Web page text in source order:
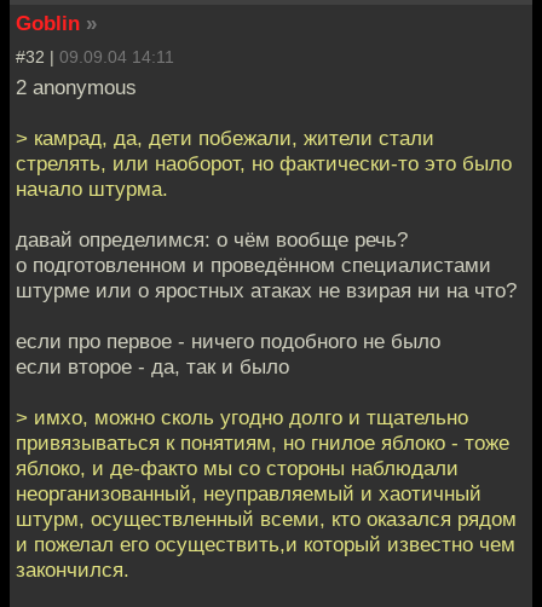
Goblin »
#32 | 09.09.04 14:11
2 anonymous
> камрад, да, дети побежали, жители стали
стрелять, или наоборот, но фактически-то это было
начало штурма.
давай определимся: о чём вообще речь?
о подготовленном и проведённом специалистами
штурме или о яростных атаках не взирая ни на что?
если про первое - ничего подобного не было
если второе - да, так и было
> имхо, можно сколь угодно долго и тщательно
привязываться к понятиям, но гнилое яблоко - тоже
яблоко, и де-факто мы со стороны наблюдали
неорганизованный, неуправляемый и хаотичный
штурм, осуществленный всеми, кто оказался рядом
и пожелал его осуществить,и который известно чем
закончился.